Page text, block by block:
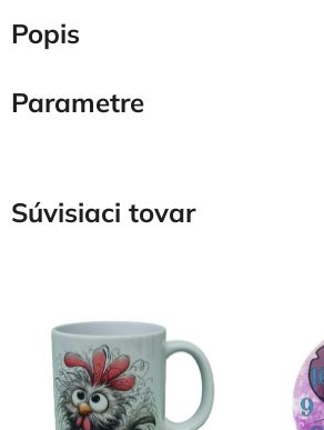
Popis
Parametre
Súvisiaci tovar